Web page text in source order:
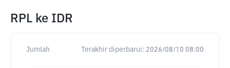
RPL ke IDR
Jumlah Terakhir diperbarui: 2026/08/10 08:00